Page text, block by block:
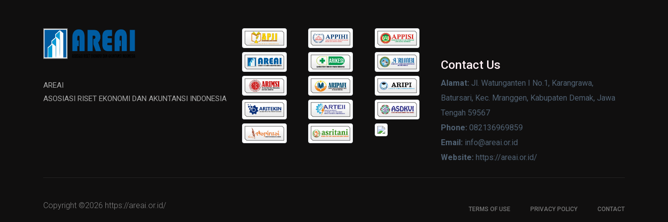
AREAI
ASOSIASI RISET EKONOMI DAN AKUNTANSI INDONESIA
Contact Us
Alamat: Jl. Watunganten I No.1, Karangrawa,
Batursari, Kec. Mranggen, Kabupaten Demak, Jawa
Tengah 59567
Phone: 082136969859
Email: info@areai.or.id
Website: https://areai.or.id/
Copyright ©2026 https://areai.or.id/ TERMS OF USE PRIVACY POLICY CONTACT